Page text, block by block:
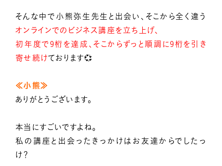
そんな中で小熊弥生先生と出会い、そこから全く違う
オンラインでのビジネス講座を立ち上げ、
初年度で9桁を達成、そこからずっと順調に9桁を引き
寄せ続けております💞
≪小熊≫
ありがとうございます。
本当にすごいですよね。
私の講座と出会ったきっかけはお友達からでしたっ
け？